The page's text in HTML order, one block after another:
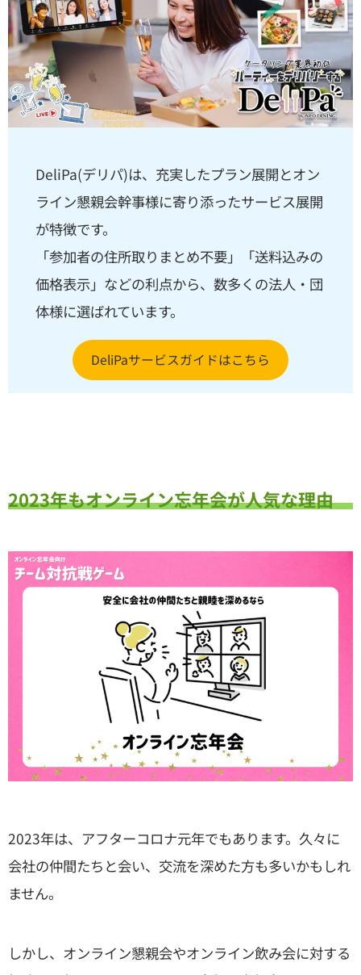
DeliPa(デリパ)は、充実したプラン展開とオン
ライン懇親会幹事様に寄り添ったサービス展開
が特徴です。
「参加者の住所取りまとめ不要」「送料込みの
価格表示」などの利点から、数多くの法人・団
体様に選ばれています。
DeliPaサービスガイドはこちら
2023年もオンライン忘年会が人気な理由
2023年は、アフターコロナ元年でもあります。久々に
会社の仲間たちと会い、交流を深めた方も多いかもしれ
ません。
しかし、オンライン懇親会やオンライン飲み会に対する